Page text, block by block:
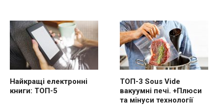
Найкращі електронні
книги: ТОП-5
ТОП-3 Sous Vide
вакуумні печі. +Плюси
та мінуси технології